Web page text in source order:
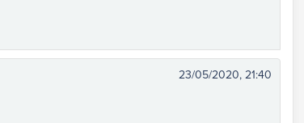
23/05/2020, 21:40